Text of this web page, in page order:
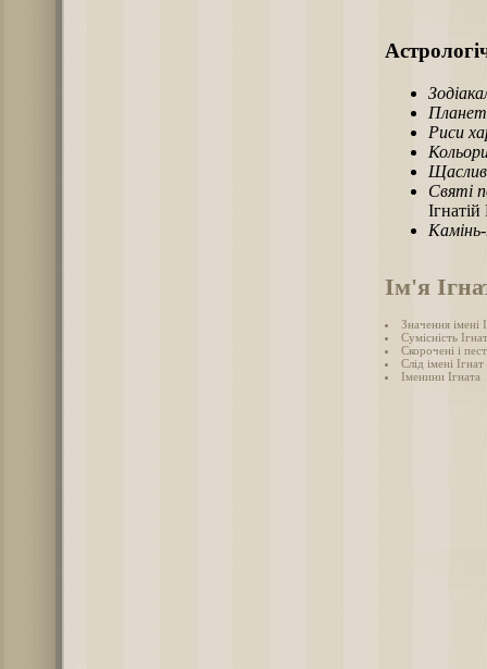
Риси
Святі
Ім'я
Значення імені
Сумісність
Скорочені і
Слід імені Ігнат
Іменини Ігната